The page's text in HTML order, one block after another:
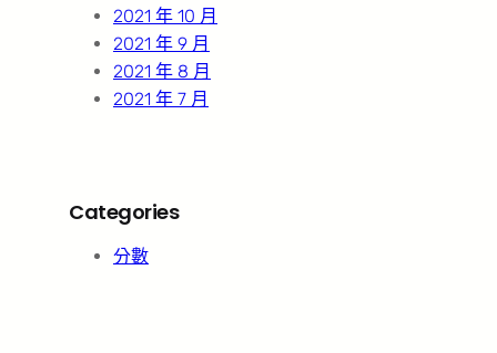
2021 年 10 月
2021 年 9 月
2021 年 8 月
2021 年 7 月
Categories
分數